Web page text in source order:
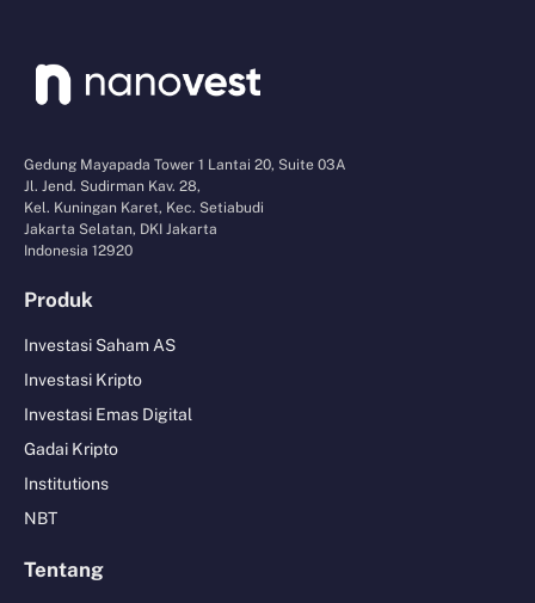
Gedung Mayapada Tower 1 Lantai 20, Suite 03A
Jl. Jend. Sudirman Kav. 28,
Kel. Kuningan Karet, Kec. Setiabudi
Jakarta Selatan, DKI Jakarta
Indonesia 12920
Produk
Investasi Saham AS
Investasi Kripto
Investasi Emas Digital
Gadai Kripto
Institutions
NBT
Tentang